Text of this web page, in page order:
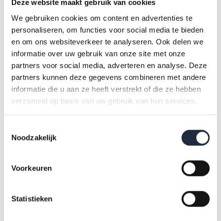
Deze website maakt gebruik van cookies
We gebruiken cookies om content en advertenties te
personaliseren, om functies voor social media te bieden
en om ons websiteverkeer te analyseren. Ook delen we
informatie over uw gebruik van onze site met onze
partners voor social media, adverteren en analyse. Deze
partners kunnen deze gegevens combineren met andere
informatie die u aan ze heeft verstrekt of die ze hebben
verzameld op basis van uw gebruik van hun services.
Noodzakelijk
Voorkeuren
Statistieken
hun werk(Bron: werknemers- en zzp-enquête, 2023)
Clubhuisbijeenkomst over zzp’ers